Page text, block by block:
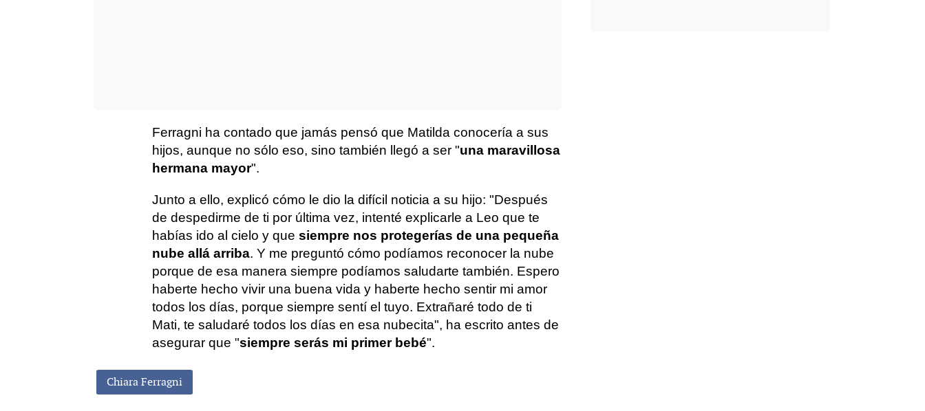
Ferragni ha contado que jamás pensó que Matilda conocería a sus
hijos, aunque no sólo eso, sino también llegó a ser "una maravillosa
hermana mayor".
Junto a ello, explicó cómo le dio la difícil noticia a su hijo: "Después
de despedirme de ti por última vez, intenté explicarle a Leo que te
habías ido al cielo y que siempre nos protegerías de una pequeña
nube allá arriba. Y me preguntó cómo podíamos reconocer la nube
porque de esa manera siempre podíamos saludarte también. Espero
haberte hecho vivir una buena vida y haberte hecho sentir mi amor
todos los días, porque siempre sentí el tuyo. Extrañaré todo de ti
Mati, te saludaré todos los días en esa nubecita", ha escrito antes de
asegurar que "siempre serás mi primer bebé".
Chiara Ferragni